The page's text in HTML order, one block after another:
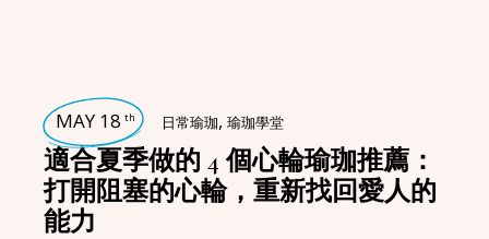
MAY 18 th 日常瑜珈,瑜珈學堂
適合夏季做的 4 個心輪瑜珈推薦：
打開阻塞的心輪，重新找回愛人的
能力